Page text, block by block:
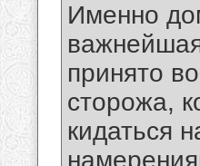
Именно
принято
сторожа,
кидаться